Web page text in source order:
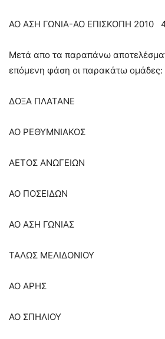
ΑΟ ΑΣΗ ΓΩΝΙΑ-ΑΟ ΕΠΙΣΚΟΠΗ 2010
Μετά απο τα παραπάνω
επόμενη φάση οι παρακάτω ομάδες:
ΔΟΞΑ ΠΛΑΤΑΝΕ
ΑΟ ΡΕΘΥΜΝΙΑΚΟΣ
ΑΕΤΟΣ ΑΝΩΓΕΙΩΝ
ΑΟ ΠΟΣΕΙΔΩΝ
ΑΟ ΑΣΗ ΓΩΝΙΑΣ
ΤΑΛΩΣ ΜΕΛΙΔΟΝΙΟΥ
ΑΟ ΑΡΗΣ
ΑΟ ΣΠΗΛΙΟΥ